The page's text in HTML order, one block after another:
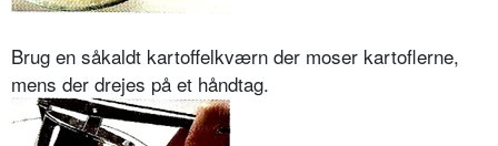
Brug en såkaldt kartoffelkværn der moser kartoflerne,
mens der drejes på et håndtag.